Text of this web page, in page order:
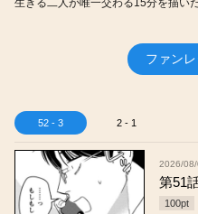
生きる二人が唯一交わる15分を描い
ファン
52 - 3 2 - 1
2026/08/
第51
100pt